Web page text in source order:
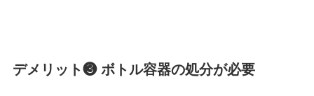
デメリット❸ ボトル容器の処分が必要